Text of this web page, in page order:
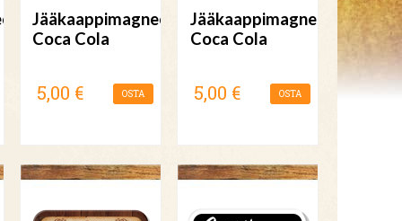
Jääkaappimagneetti
Coca Cola
5,00 € OSTA
Jääkaappimagneetti
Coca Cola
5,00 € OSTA